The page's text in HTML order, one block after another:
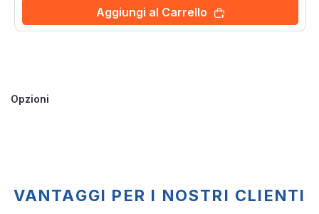
Aggiungi al Carrello
Opzioni
VANTAGGI PER I NOSTRI CLIENTI